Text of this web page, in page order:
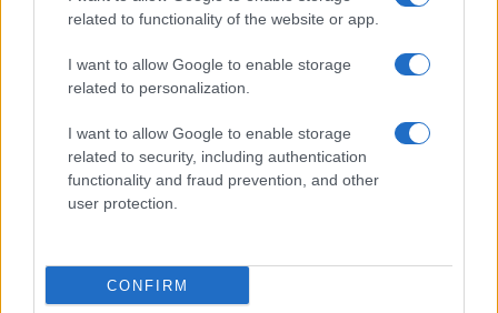
related to functionality of the website or app.
I want to allow Google to enable storage
related to personalization.
I want to allow Google to enable storage
related to security, including authentication
functionality and fraud prevention, and other
user protection.
CONFIRM
ACCA LARENTIA Aggrediti giornalisti de L’Espresso
ACCA LARENTIA Forza Nuova risponde alle accuse. E